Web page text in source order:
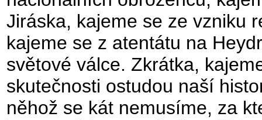
Jiráska, kajeme se ze vzniku
kajeme se z atentátu na
světové válce. Zkrátka,
skutečnosti ostudou naší
něhož se kát nemusíme, za